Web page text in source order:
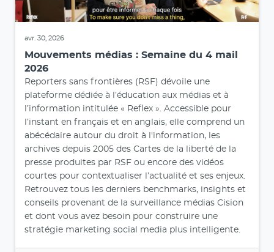
avr. 30, 2026
Mouvements médias : Semaine du 4 mail
2026
Reporters sans frontières (RSF) dévoile une
plateforme dédiée à l’éducation aux médias et à
l’information intitulée « Reflex ». Accessible pour
l’instant en français et en anglais, elle comprend un
abécédaire autour du droit à l'information, les
archives depuis 2005 des Cartes de la liberté de la
presse produites par RSF ou encore des vidéos
courtes pour contextualiser l’actualité et ses enjeux.
Retrouvez tous les derniers benchmarks, insights et
conseils provenant de la surveillance médias Cision
et dont vous avez besoin pour construire une
stratégie marketing social media plus intelligente.